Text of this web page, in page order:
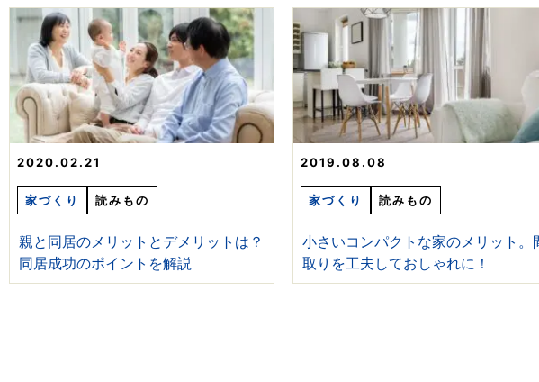
2020.02.21
家づくり 読みもの
親と同居のメリットとデメリットは？
同居成功のポイントを解説
2019.08.08
家づくり 読みもの
小さいコンパクトな家のメリット。
取りを工夫しておしゃれに！